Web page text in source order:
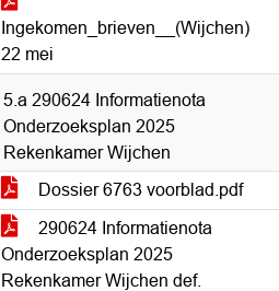
Ingekomen_brieven__(Wijchen)
22 mei
5.a 290624 Informatienota
Onderzoeksplan 2025
Rekenkamer Wijchen
Dossier 6763 voorblad.pdf
290624 Informatienota
Onderzoeksplan 2025
Rekenkamer Wijchen def.